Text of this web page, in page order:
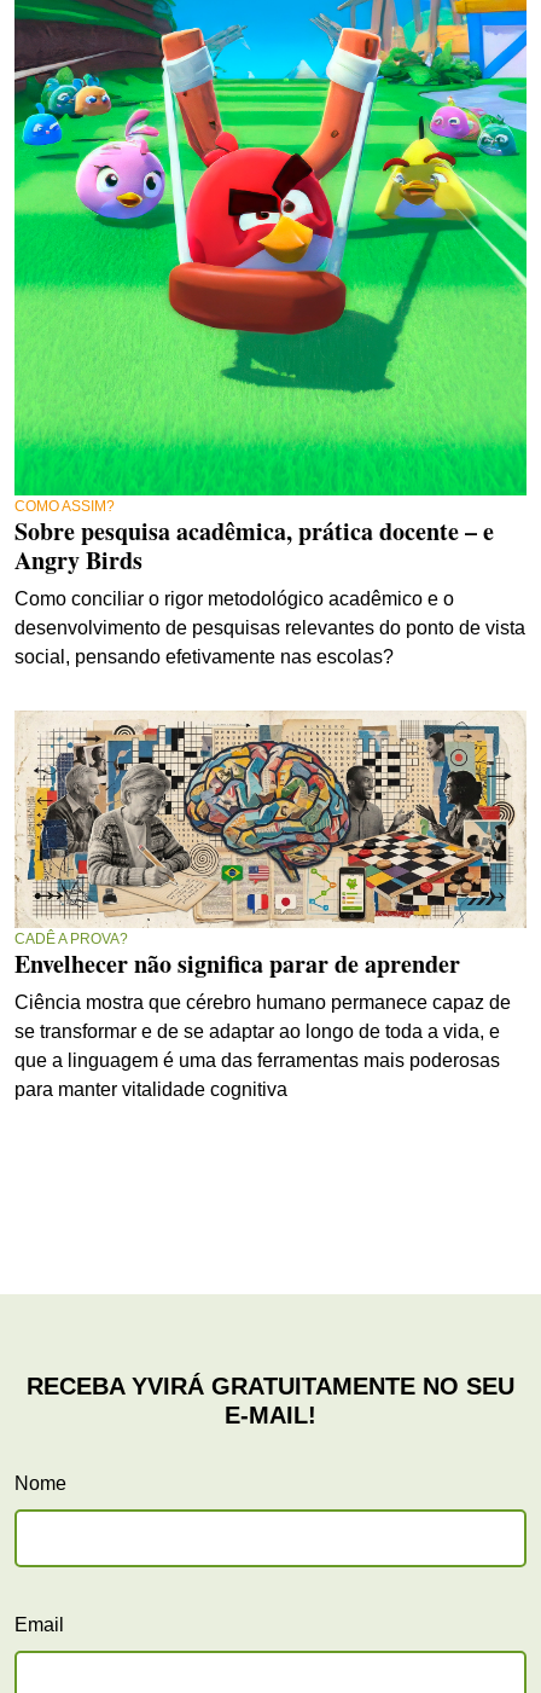
COMO ASSIM?
Sobre pesquisa acadêmica, prática docente – e
Angry Birds
Como conciliar o rigor metodológico acadêmico e o
desenvolvimento de pesquisas relevantes do ponto de vista
social, pensando efetivamente nas escolas?
CADÊ A PROVA?
Envelhecer não significa parar de aprender
Ciência mostra que cérebro humano permanece capaz de
se transformar e de se adaptar ao longo de toda a vida, e
que a linguagem é uma das ferramentas mais poderosas
para manter vitalidade cognitiva
Nome
Email